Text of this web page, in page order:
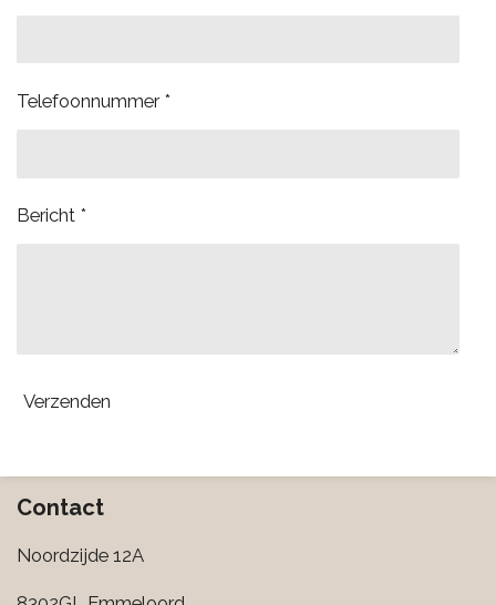
Telefoonnummer *
Bericht *
Verzenden
Contact
Noordzijde 12A